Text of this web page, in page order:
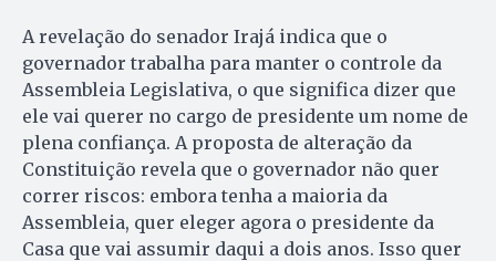
A revelação do senador Irajá indica que o
governador trabalha para manter o controle da
Assembleia Legislativa, o que significa dizer que
ele vai querer no cargo de presidente um nome de
plena confiança. A proposta de alteração da
Constituição revela que o governador não quer
correr riscos: embora tenha a maioria da
Assembleia, quer eleger agora o presidente da
Casa que vai assumir daqui a dois anos. Isso quer